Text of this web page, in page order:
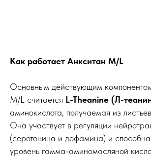
Как работает Анкситан M/L
Основным действующим
M/L считается L-Theanine (Л-
аминокислота, получаемая из
Она участвует в регуляции
(серотонина и дофамина) и
уровень гамма-аминомасляной